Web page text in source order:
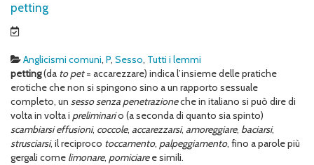
petting
Anglicismi comuni, P, Sesso, Tutti i lemmi
petting(da to pet= accarezzare) indica l’insieme delle pratiche
erotiche che non si spingono sino a un rapporto sessuale
completo, un sesso senza penetrazioneche in italiano si può dire di
volta in volta i preliminario (a seconda di quanto sia spinto)
scambiarsi effusioni, coccole, accarezzarsi, amoreggiare, baciarsi,
strusciarsi, il reciproco toccamento, palpeggiamento, fino a parole più
gergali come limonare, pomiciaree simili.